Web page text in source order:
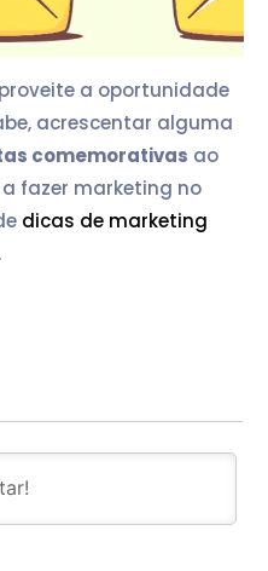
a oportunidade
acrescentar alguma
comemorativas ao
fazer marketing no
dicas de marketing
.